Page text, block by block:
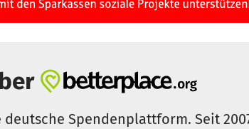
Spendenplattform. Seit